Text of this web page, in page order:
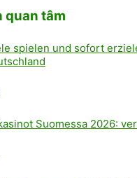
quan tâm
spielen und sofort
Suomessa 2026: